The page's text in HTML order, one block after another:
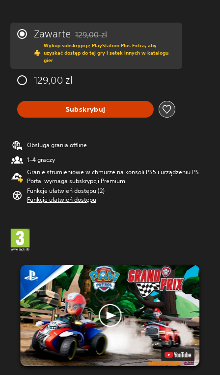
Zawarte Zastosowano zniżkę z oryginalnej ceny
129,00 zl
Wykup subskrypcję PlayStation Plus Extra, aby
uzyskać dostęp do tej gry i setek innych w katalogu
gier
129,00 zl
Subskrybuj
Obsługa grania offline
1–4 graczy
Granie strumieniowe w chmurze na konsoli PS5 i urządzeniu PS
Portal wymaga subskrypcji Premium
Funkcje ułatwień dostępu (2)
Funkcje ułatwień dostępu